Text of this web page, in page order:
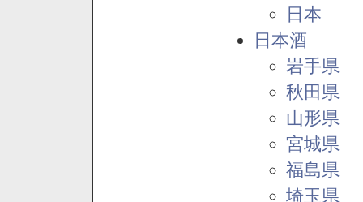
日本
日本酒
岩手県
秋田県
山形県
宮城県
福島県
埼玉県